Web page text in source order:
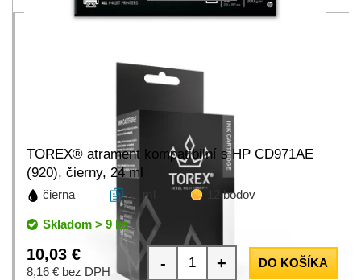
TOREX® atrament kompatibilní s HP CD971AE
(920), čierny, 24 ml
čierna 24 ml 12 bodov
Skladom > 9 ks
10,03 €
8,16 € bez DPH - + DO KOŠÍKA